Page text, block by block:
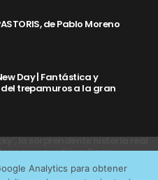
de Pablo Moreno
Day | Fantástica y
trepamuros a la gran
la sorprendente historia real
se convirtió en Rocky
Analytics para obtener
los servicios que